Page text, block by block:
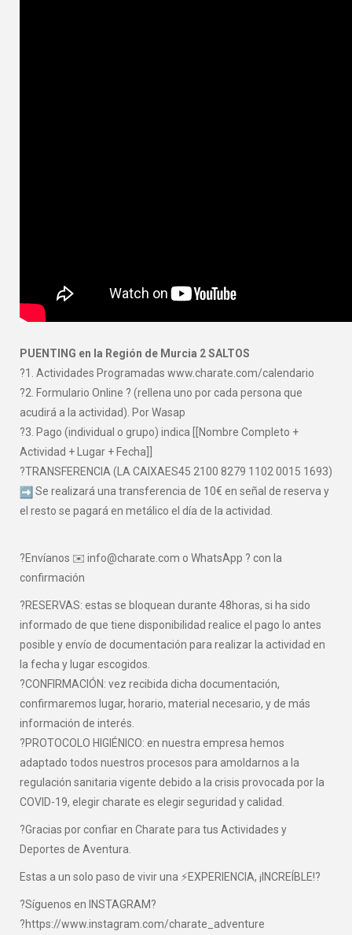
PUENTING en la Región de Murcia 2 SALTOS
?1. Actividades Programadas www.charate.com/calendario
?2. Formulario Online ? (rellena uno por cada persona que
acudirá a la actividad). Por Wasap
?3. Pago (individual o grupo) indica [[Nombre Completo +
Actividad + Lugar + Fecha]]
?TRANSFERENCIA (LA CAIXAES45 2100 8279 1102 0015 1693)
Se realizará una transferencia de 10€ en señal de reserva y
el resto se pagará en metálico el día de la actividad.
?Envíanos ✉️ info@charate.com o WhatsApp ? con la
confirmación
?RESERVAS: estas se bloquean durante 48horas, si ha sido
informado de que tiene disponibilidad realice el pago lo antes
posible y envío de documentación para realizar la actividad en
la fecha y lugar escogidos.
?CONFIRMACIÓN: vez recibida dicha documentación,
confirmaremos lugar, horario, material necesario, y de más
información de interés.
?PROTOCOLO HIGIÉNICO: en nuestra empresa hemos
adaptado todos nuestros procesos para amoldarnos a la
regulación sanitaria vigente debido a la crisis provocada por la
COVID-19, elegir charate es elegir seguridad y calidad.
?Gracias por confiar en Charate para tus Actividades y
Deportes de Aventura.
Estas a un solo paso de vivir una ⚡EXPERIENCIA, ¡INCREÍBLE!?
?Síguenos en INSTAGRAM?
?https://www.instagram.com/charate_adventure